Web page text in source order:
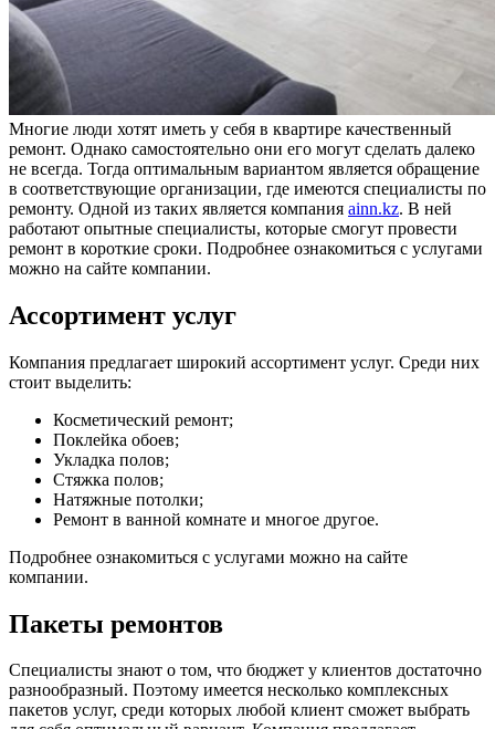
Многие люди хотят иметь у себя в квартире качественный
ремонт. Однако самостоятельно они его могут сделать далеко
не всегда. Тогда оптимальным вариантом является обращение
в соответствующие организации, где имеются специалисты по
ремонту. Одной из таких является компания ainn.kz. В ней
работают опытные специалисты, которые смогут провести
ремонт в короткие сроки. Подробнее ознакомиться с услугами
можно на сайте компании.
Ассортимент услуг
Компания предлагает широкий ассортимент услуг. Среди них
стоит выделить:
Косметический ремонт;
Поклейка обоев;
Укладка полов;
Стяжка полов;
Натяжные потолки;
Ремонт в ванной комнате и многое другое.
Подробнее ознакомиться с услугами можно на сайте
компании.
Пакеты ремонтов
Специалисты знают о том, что бюджет у клиентов достаточно
разнообразный. Поэтому имеется несколько комплексных
пакетов услуг, среди которых любой клиент сможет выбрать